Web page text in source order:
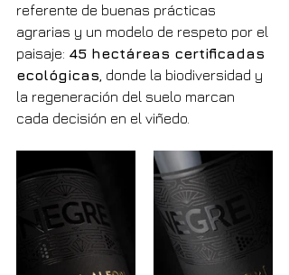
referente de buenas prácticas
agrarias y un modelo de respeto por el
paisaje: 45 hectáreas certificadas
ecológicas , donde la biodiversidad y
la regeneración del suelo marcan
cada decisión en el viñedo.